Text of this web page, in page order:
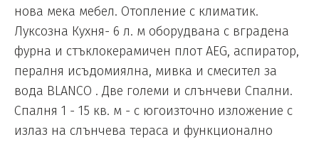
нова мека мебел. Отопление с климатик.
Луксозна Кухня- 6 л. м оборудвана с вградена
фурна и стъклокерамичен плот AEG, аспиратор,
пералня исъдомиялна, мивка и смесител за
вода BLANCO . Две големи и слънчеви Спални.
Спалня 1 - 15 кв. м - с югоизточно изложение с
излаз на слънчева тераса и функционално